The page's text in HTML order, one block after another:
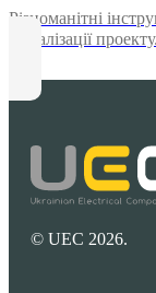
Різноманітні
у реалізації проекту.
© UEC 2026.